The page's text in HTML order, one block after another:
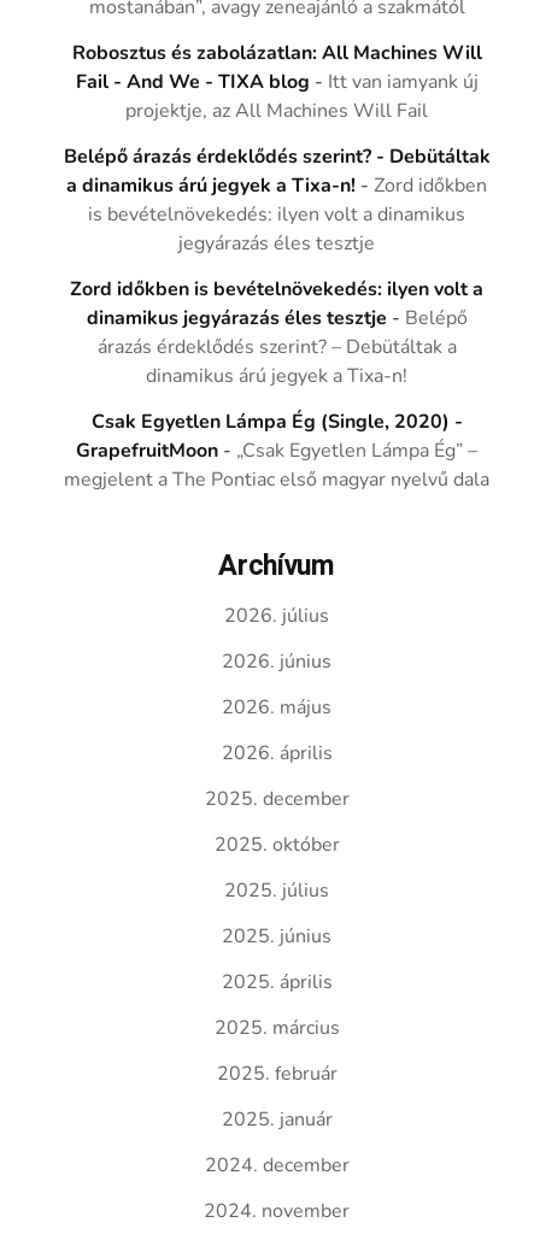
mostanában”, avagy zeneajánló a szakmától
Robosztus és zabolázatlan: All Machines Will
Fail - And We - TIXA blog - Itt van iamyank új
projektje, az All Machines Will Fail
Belépő árazás érdeklődés szerint? - Debütáltak
a dinamikus árú jegyek a Tixa-n! -Zord időkben
is bevételnövekedés: ilyen volt a dinamikus
jegyárazás éles tesztje
Zord időkben is bevételnövekedés: ilyen volt a
dinamikus jegyárazás éles tesztje - Belépő
árazás érdeklődés szerint? – Debütáltak a
dinamikus árú jegyek a Tixa-n!
Csak Egyetlen Lámpa Ég (Single, 2020) -
GrapefruitMoon - „Csak Egyetlen Lámpa Ég” –
megjelent a The Pontiac első magyar nyelvű dala
Archívum
2026. július
2026. június
2026. május
2026. április
2025. december
2025. október
2025. július
2025. június
2025. április
2025. március
2025. február
2025. január
2024. december
2024. november